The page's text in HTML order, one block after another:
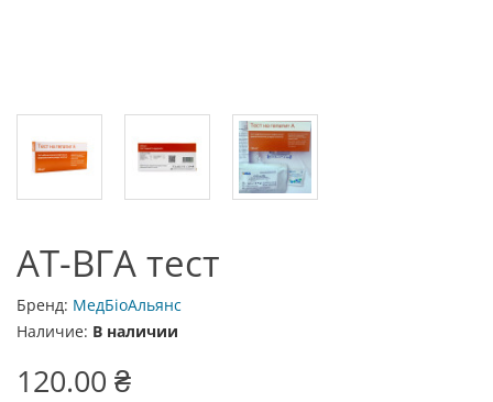
AT-BГА тест
Бренд: МедБіоАльянс
Наличие: В наличии
120.00 ₴